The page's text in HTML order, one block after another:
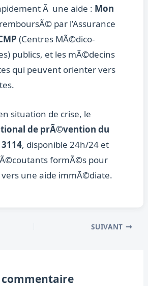
Ã une aide : Mon
par l’Assurance
(Centres MÃ©dico-
publics, et les mÃ©decins
qui peuvent orienter vers
situation de crise, le
de prÃ©vention du
, disponible 24h/24 et
formÃ©s pour
une aide immÃ©diate.
SUIVANT
commentaire